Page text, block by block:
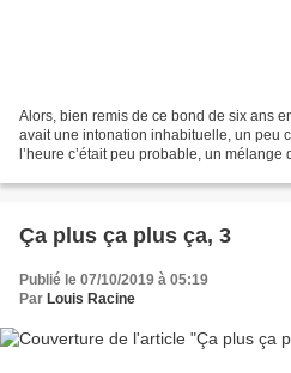
Alors, bien remis de ce bond de six ans
avait une intonation inhabituelle, un peu
l’heure c’était peu probable, un mélange
Ça plus ça plus ça, 3
Publié le 07/10/2019 à 05:19
Par Louis Racine